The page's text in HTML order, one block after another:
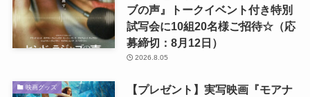
ブの声』トークイベント付き特別
試写会に10組20名様ご招待☆（応
募締切：8月12日）
2026.8.05
映画グッズ
【プレゼント】実写映画『モアナ